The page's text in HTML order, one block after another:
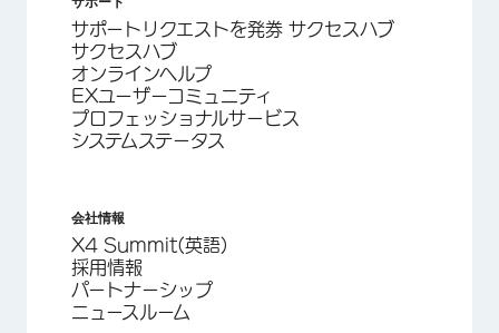
サポートリクエストを発券 サクセスハブ
サクセスハブ
オンラインヘルプ
EXユーザーコミュニティ
プロフェッショナルサービス
システムステータス
会社情報
X4 Summit(英語)
採用情報
パートナーシップ
ニュースルーム